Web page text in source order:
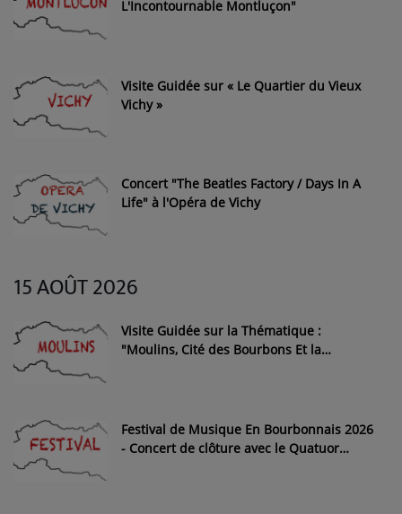
L'Incontournable Montluçon"
Visite Guidée sur « Le Quartier du Vieux
Vichy »
Concert "The Beatles Factory / Days In A
Life" à l'Opéra de Vichy
15 AOÛT 2026
Visite Guidée sur la Thématique :
"Moulins, Cité des Bourbons Et la
Festival de Musique En Bourbonnais 2026
- Concert de clôture avec le Quatuor